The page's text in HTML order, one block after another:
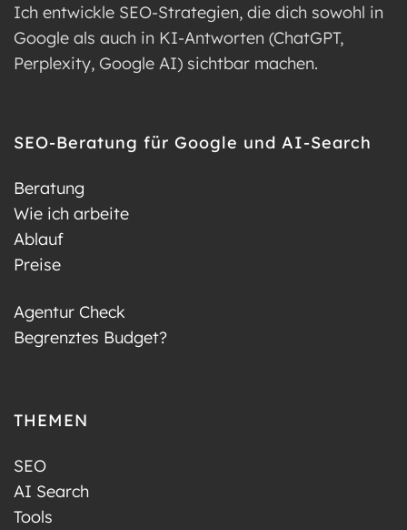
Ich entwickle SEO-Strategien, die dich sowohl in
Google als auch in KI-Antworten (ChatGPT,
Perplexity, Google AI) sichtbar machen.
SEO-Beratung für Google und AI-Search
Beratung
Wie ich arbeite
Ablauf
Preise
Agentur Check
Begrenztes Budget?
THEMEN
SEO
AI Search
Tools